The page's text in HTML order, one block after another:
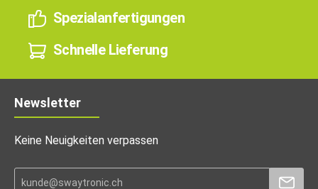
Spezialanfertigungen
Schnelle Lieferung
Newsletter
Keine Neuigkeiten verpassen